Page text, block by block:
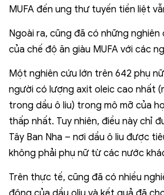
MUFA đến ung thư tuyến tiền liệt
Ngoài ra, cũng đã có những nghiên
của chế độ ăn giàu MUFA với các
Một nghiên cứu lớn trên 642 phụ
người có lượng axit oleic cao nhất
trong dầu ô liu) trong mô mỡ của
thấp nhất. Tuy nhiên, điều này chỉ
Tây Ban Nha – nơi dầu ô liu được
không phải phụ nữ từ các nước
Trên thực tế, cũng đã có nhiều